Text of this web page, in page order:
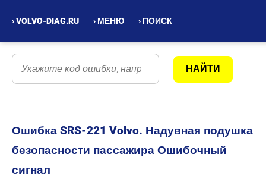
› VOLVO-DIAG.RU › МЕНЮ › ПОИСК
Ошибка SRS-221 Volvo. Надувная подушка
безопасности пассажира Ошибочный
сигнал